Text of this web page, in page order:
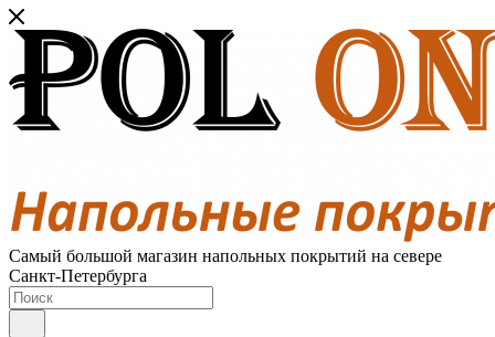
Самый большой магазин напольных покрытий на севере
Санкт-Петербурга